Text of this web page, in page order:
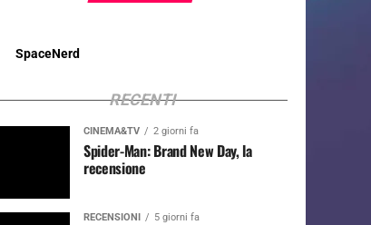
SpaceNerd
RECENTI
CINEMA&TV 2 giorni fa
Spider-Man: Brand New Day, la
recensione
RECENSIONI 5 giorni fa